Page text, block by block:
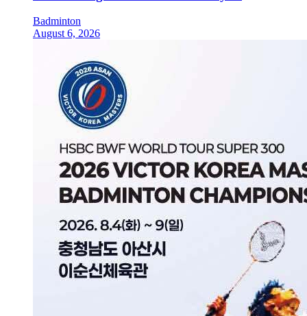
Badminton
August 6, 2026